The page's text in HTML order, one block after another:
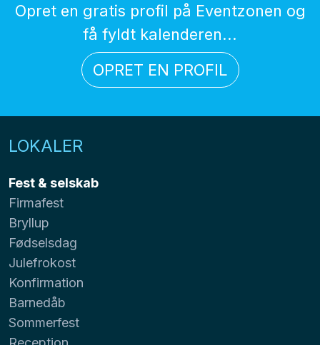
Opret en gratis profil på Eventzonen og
få fyldt kalenderen...
OPRET EN PROFIL
LOKALER
Fest & selskab
Firmafest
Bryllup
Fødselsdag
Julefrokost
Konfirmation
Barnedåb
Sommerfest